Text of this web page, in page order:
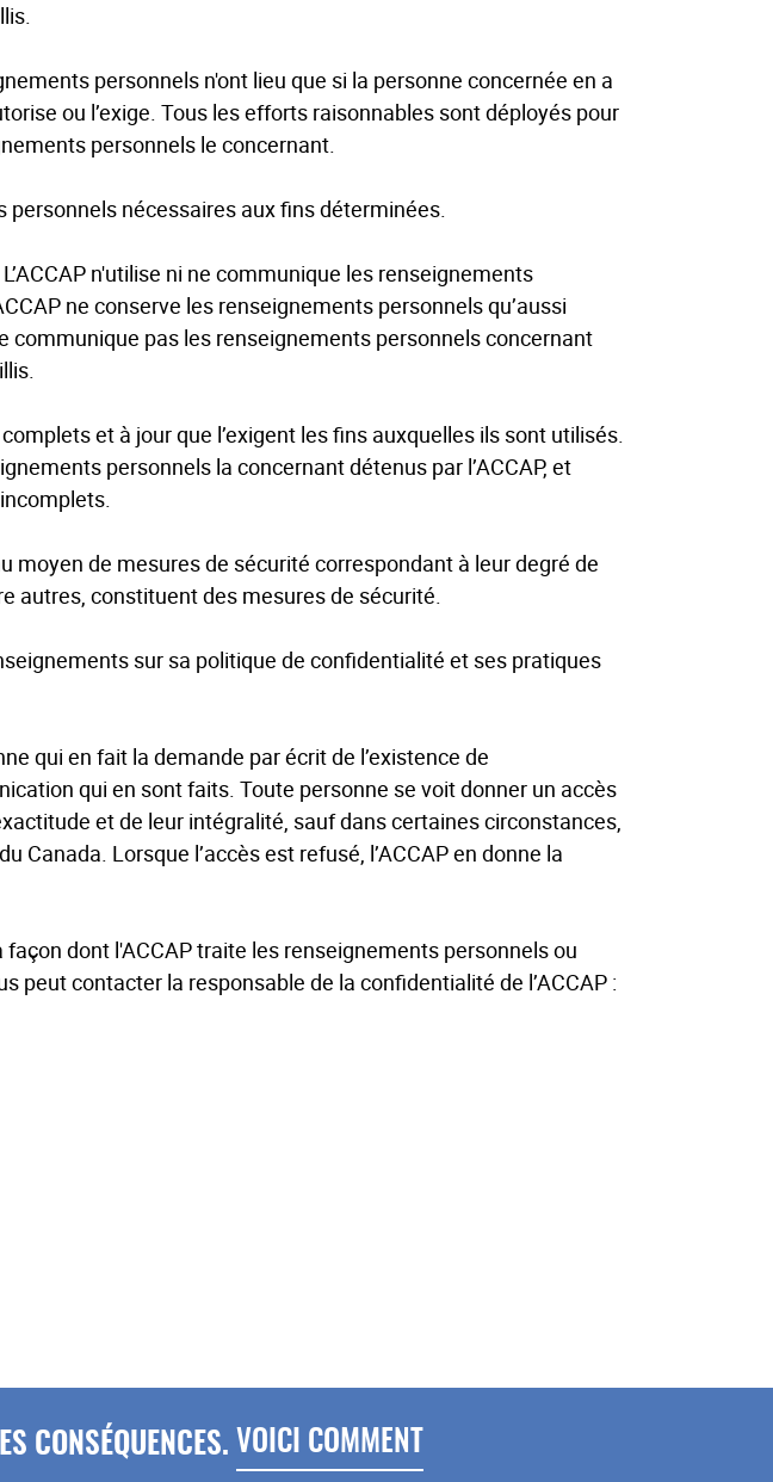
personnels n'ont lieu que si la personne concernée en a
ou l’exige. Tous les efforts raisonnables sont déployés pour
personnels le concernant.
personnels nécessaires aux fins déterminées.
L’ACCAP n'utilise ni ne communique les renseignements
ne conserve les renseignements personnels qu’aussi
pas les renseignements personnels concernant
et à jour que l’exigent les fins auxquelles ils sont utilisés.
personnels la concernant détenus par l’ACCAP, et
moyen de mesures de sécurité correspondant à leur degré de
autres, constituent des mesures de sécurité.
sur sa politique de confidentialité et ses pratiques
qui en fait la demande par écrit de l’existence de
qui en sont faits. Toute personne se voit donner un accès
et de leur intégralité, sauf dans certaines circonstances,
Lorsque l’accès est refusé, l’ACCAP en donne la
dont l'ACCAP traite les renseignements personnels ou
contacter la responsable de la confidentialité de l’ACCAP :
CONSÉQUENCES. VOICI COMMENT